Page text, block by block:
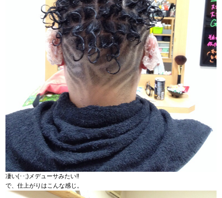
凄い(･･;)メデューサみたい‼︎
で、仕上がりはこんな感じ。